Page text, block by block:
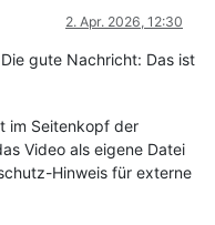
2. Apr. 2026, 12:30
gute Nachricht: Das ist
im Seitenkopf der
Video als eigene Datei
Hinweis für externe